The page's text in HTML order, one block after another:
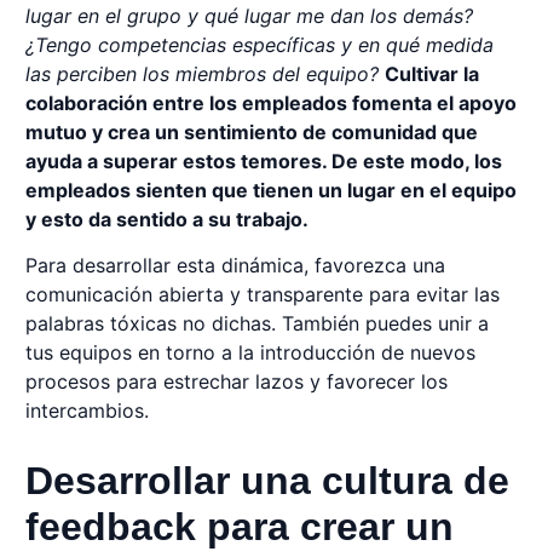
lugar en el grupo y qué lugar me dan los demás?
¿Tengo competencias específicas y en qué medida
las perciben los miembros del equipo? Cultivar la
colaboración entre los empleados fomenta el apoyo
mutuo y crea un sentimiento de comunidad que
ayuda a superar estos temores. De este modo, los
empleados sienten que tienen un lugar en el equipo
y esto da sentido a su trabajo.
Para desarrollar esta dinámica, favorezca una
comunicación abierta y transparente para evitar las
palabras tóxicas no dichas. También puedes unir a
tus equipos en torno a la introducción de nuevos
procesos para estrechar lazos y favorecer los
intercambios.
Desarrollar una cultura de
feedback para crear un